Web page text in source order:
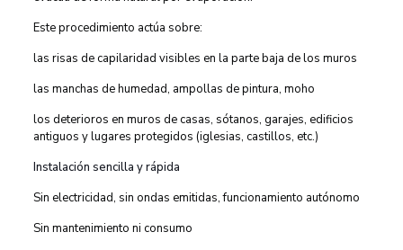
Este procedimiento actúa sobre:
las risas de capilaridad visibles en la parte baja de los muros
las manchas de humedad, ampollas de pintura, moho
los deterioros en muros de casas, sótanos, garajes, edificios
antiguos y lugares protegidos (iglesias, castillos, etc.)
Instalación sencilla y rápida
Sin electricidad, sin ondas emitidas, funcionamiento autónomo
Sin mantenimiento ni consumo